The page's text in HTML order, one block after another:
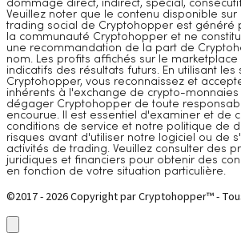
dommage direct, indirect, spécial,
Veuillez noter que le contenu disponible
trading social de Cryptohopper est généré
la communauté Cryptohopper et ne
une recommandation de la part de
nom. Les profits affichés sur le marketplace
indicatifs des résultats futurs. En utilisant les
Cryptohopper, vous reconnaissez et
inhérents à l'exchange de crypto-
dégager Cryptohopper de toute
encourue. Il est essentiel d'examiner et de
conditions de service et notre politique de
risques avant d'utiliser notre logiciel ou de
activités de trading. Veuillez consulter des
juridiques et financiers pour obtenir des
en fonction de votre situation particulière.
©2017 - 2026 Copyright par Cryptohopper™ -